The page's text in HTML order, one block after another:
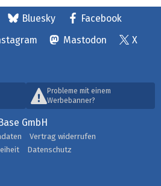
Bluesky
Facebook
Mastodon
X
Probleme mit einem
Werbebanner?
GmbH
Vertrag widerrufen
Datenschutz